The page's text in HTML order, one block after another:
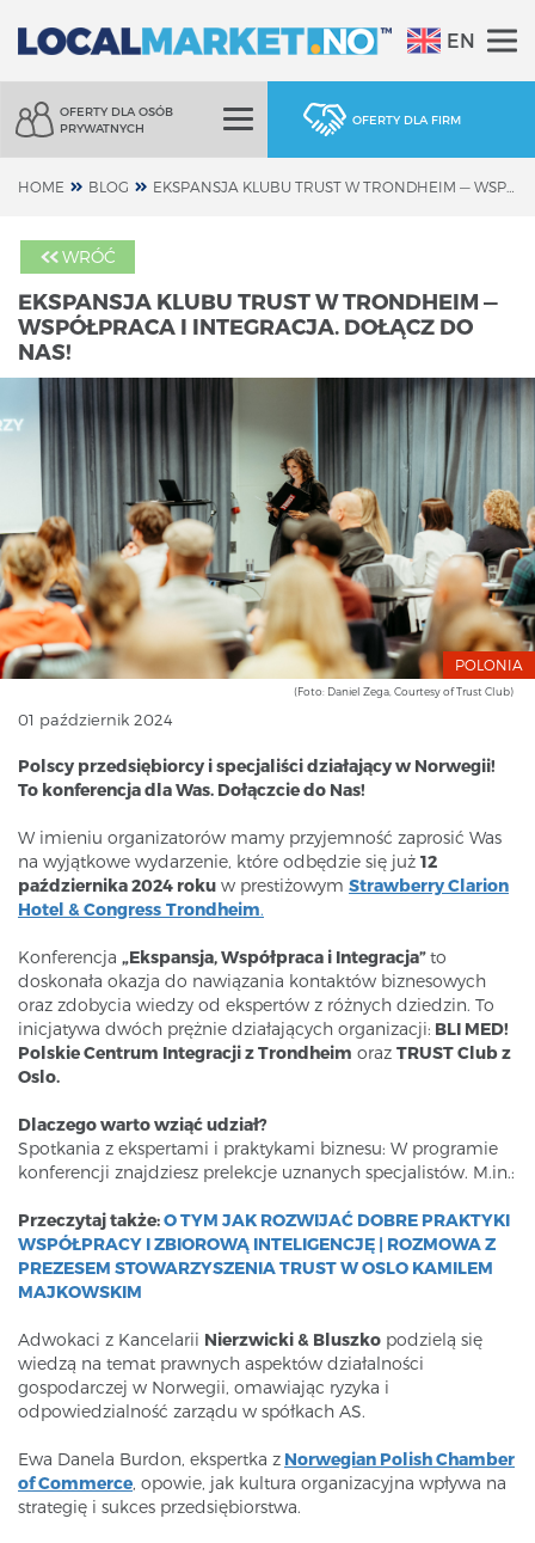
EN
OFERTY DLA OSÓB
PRYWATNYCH
OFERTY DLA FIRM
HOME BLOG
WRÓĆ
EKSPANSJA KLUBU TRUST W TRONDHEIM —
WSPÓŁPRACA I INTEGRACJA. DOŁĄCZ DO
NAS!
POLONIA
(Foto: Daniel Zega, Courtesy of Trust Club)
01 październik 2024
Polscy przedsiębiorcy i specjaliści działający w Norwegii!
To konferencja dla Was. Dołączcie do Nas!​
W imieniu organizatorów mamy przyjemność zaprosić Was
na wyjątkowe wydarzenie, które odbędzie się już 12
października 2024 roku w prestiżowym Strawberry Clarion
Hotel & Congress Trondheim.
Konferencja „Ekspansja, Współpraca i Integracja”to
doskonała okazja do nawiązania kontaktów biznesowych
oraz zdobycia wiedzy od ekspertów z różnych dziedzin. To
inicjatywa dwóch prężnie działających organizacji: BLI MED!
Polskie Centrum Integracji z Trondheim oraz TRUST Club z
Oslo.
Dlaczego warto wziąć udział?
Spotkania z ekspertami i praktykami biznesu: W programie
konferencji znajdziesz prelekcje uznanych specjalistów. M.in.:
Przeczytaj także:O TYM JAK ROZWIJAĆ DOBRE PRAKTYKI
WSPÓŁPRACY I ZBIOROWĄ INTELIGENCJĘ | ROZMOWA Z
PREZESEM STOWARZYSZENIA TRUST W OSLO KAMILEM
MAJKOWSKIM
Adwokaci z Kancelarii Nierzwicki & Bluszko podzielą się
wiedzą na temat prawnych aspektów działalności
gospodarczej w Norwegii, omawiając ryzyka i
odpowiedzialność zarządu w spółkach AS.
Ewa Danela Burdon, ekspertka z Norwegian Polish Chamber
of Commerce, opowie, jak kultura organizacyjna wpływa na
strategię i sukces przedsiębiorstwa.